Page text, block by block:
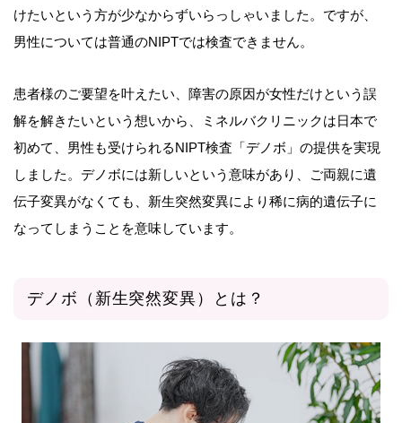
けたいという方が少なからずいらっしゃいました。ですが、
男性については普通のNIPTでは検査できません。
患者様のご要望を叶えたい、障害の原因が女性だけという誤
解を解きたいという想いから、ミネルバクリニックは日本で
初めて、男性も受けられるNIPT検査「デノボ」の提供を実現
しました。デノボには新しいという意味があり、ご両親に遺
伝子変異がなくても、新生突然変異により稀に病的遺伝子に
なってしまうことを意味しています。
デノボ（新生突然変異）とは？